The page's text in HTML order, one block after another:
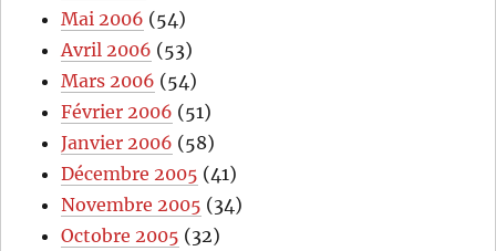
Mai 2006 (54)
Avril 2006 (53)
Mars 2006 (54)
Février 2006 (51)
Janvier 2006 (58)
Décembre 2005 (41)
Novembre 2005 (34)
Octobre 2005 (32)